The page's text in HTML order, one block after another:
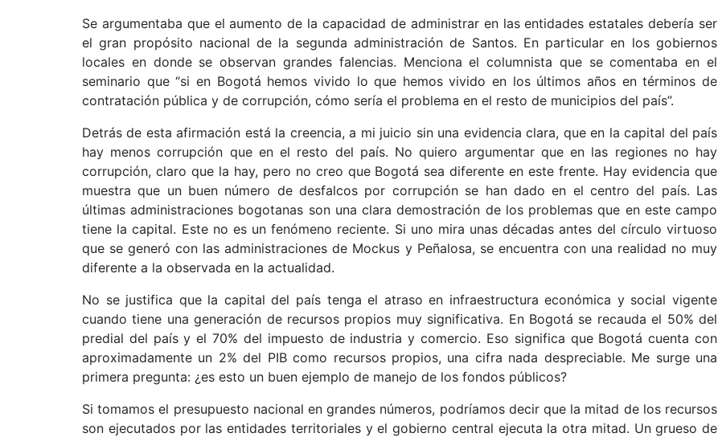
Se argumentaba que el aumento de la capacidad de administrar en las entidades estatales debería ser
el gran propósito nacional de la segunda administración de Santos. En particular en los gobiernos
locales en donde se observan grandes falencias. Menciona el columnista que se comentaba en el
seminario que “si en Bogotá hemos vivido lo que hemos vivido en los últimos años en términos de
contratación pública y de corrupción, cómo sería el problema en el resto de municipios del país”.
Detrás de esta afirmación está la creencia, a mi juicio sin una evidencia clara, que en la capital del país
hay menos corrupción que en el resto del país. No quiero argumentar que en las regiones no hay
corrupción, claro que la hay, pero no creo que Bogotá sea diferente en este frente. Hay evidencia que
muestra que un buen número de desfalcos por corrupción se han dado en el centro del país. Las
últimas administraciones bogotanas son una clara demostración de los problemas que en este campo
tiene la capital. Este no es un fenómeno reciente. Si uno mira unas décadas antes del círculo virtuoso
que se generó con las administraciones de Mockus y Peñalosa, se encuentra con una realidad no muy
diferente a la observada en la actualidad.
No se justifica que la capital del país tenga el atraso en infraestructura económica y social vigente
cuando tiene una generación de recursos propios muy significativa. En Bogotá se recauda el 50% del
predial del país y el 70% del impuesto de industria y comercio. Eso significa que Bogotá cuenta con
aproximadamente un 2% del PIB como recursos propios, una cifra nada despreciable. Me surge una
primera pregunta: ¿es esto un buen ejemplo de manejo de los fondos públicos?
Si tomamos el presupuesto nacional en grandes números, podríamos decir que la mitad de los recursos
son ejecutados por las entidades territoriales y el gobierno central ejecuta la otra mitad. Un grueso de